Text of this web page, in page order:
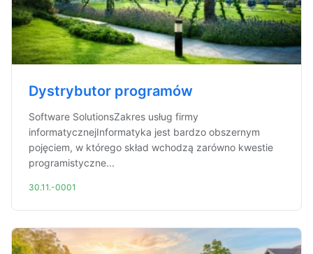
Dystrybutor programów
Software SolutionsZakres usług firmy
informatycznejInformatyka jest bardzo obszernym
pojęciem, w którego skład wchodzą zarówno kwestie
programistyczne...
30.11.-0001